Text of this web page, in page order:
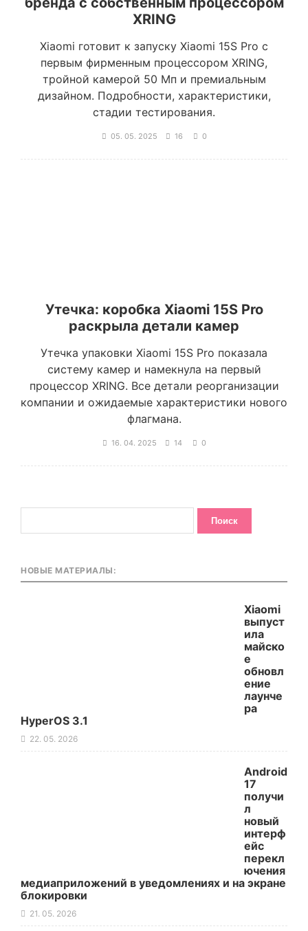
XRING
Xiaomi готовит к запуску Xiaomi 15S Pro с
первым фирменным процессором XRING,
тройной камерой 50 Мп и премиальным
дизайном. Подробности, характеристики,
стадии тестирования.
05. 05. 2025 16 0
Утечка: коробка Xiaomi 15S Pro
раскрыла детали камер
Утечка упаковки Xiaomi 15S Pro показала
систему камер и намекнула на первый
процессор XRING. Все детали реорганизации
компании и ожидаемые характеристики нового
флагмана.
16. 04. 2025 14 0
НОВЫЕ МАТЕРИАЛЫ:
Xiaomi
выпуст
ила
майско
е
обновл
ение
лаунче
ра
HyperOS 3.1
22. 05. 2026
Android
17
получи
л
новый
интерф
ейс
перекл
ючения
медиаприложений в уведомлениях и на экране
блокировки
21. 05. 2026